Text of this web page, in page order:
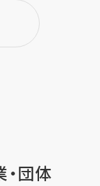
団体